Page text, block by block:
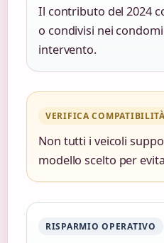
Il contributo del 2024
o condivisi nei
intervento.
VERIFICA COMPATIBILITÀ
Non tutti i veicoli
modello scelto per
RISPARMIO OPERATIVO